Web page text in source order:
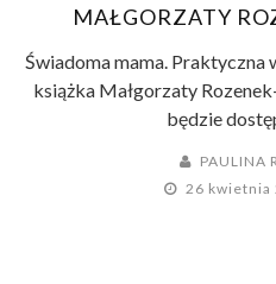
MAŁGORZATY
Świadoma mama. Praktyczna
książka Małgorzaty
będzie
PAULINA
26 kwietnia